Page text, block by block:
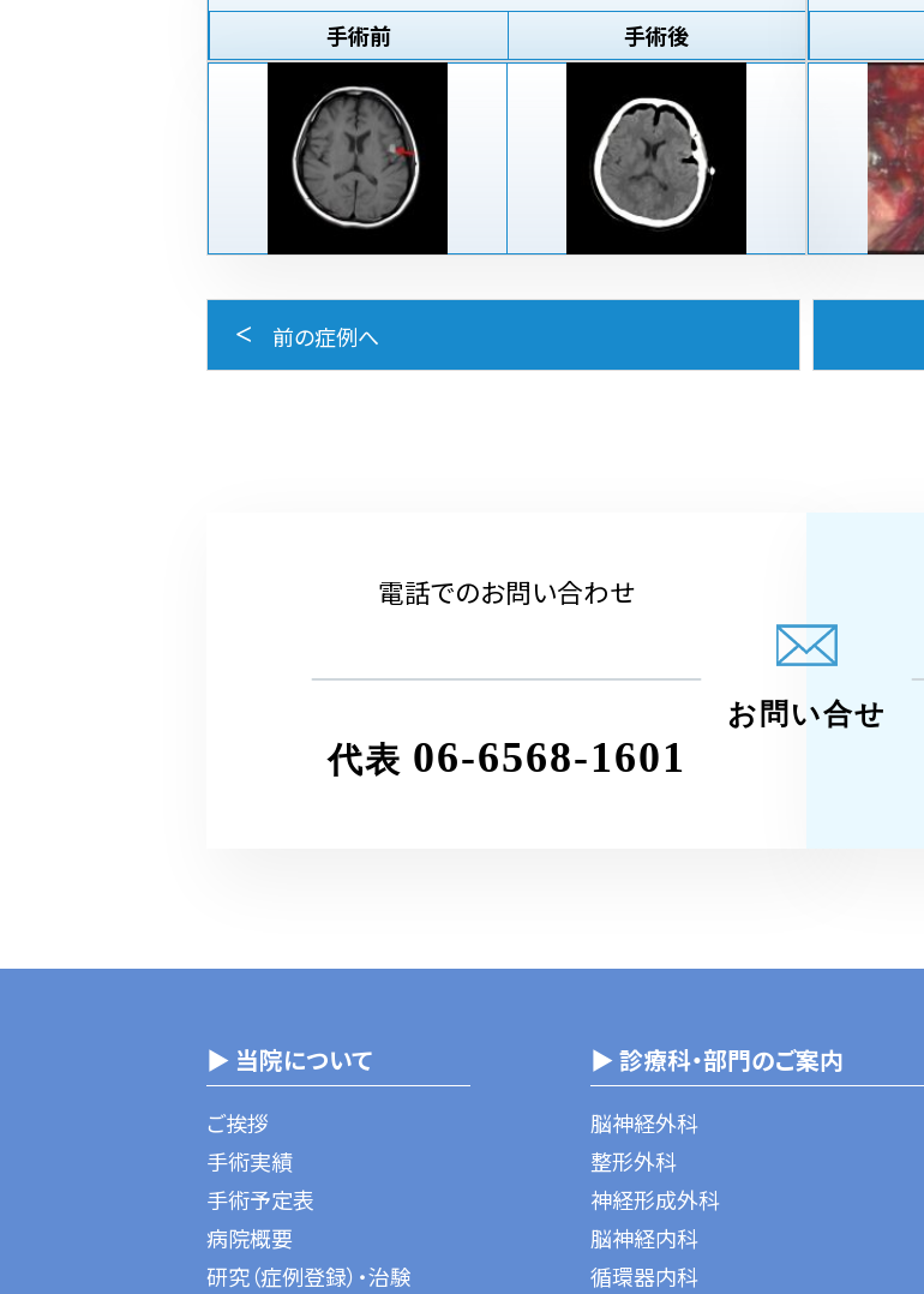
手術前
手術後
前の症例へ
電話でのお問い合わせ
代表 06-6568-1601
お問い合せ
▶ 当院について
ご挨拶
手術実績
手術予定表
病院概要
研究（症例登録）・治験
▶ 診療科・部門のご案内
脳神経外科
整形外科
神経形成外科
脳神経内科
循環器内科